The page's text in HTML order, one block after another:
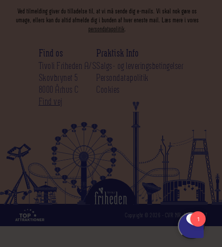
Find os
Tivoli Friheden A/S
Skovbrynet 5
8000 Århus C
Find vej
Praktisk Info
Salgs- og leveringsbetingelser
Persondatapolitik
Cookies
Ved tilmelding giver du tilladelse til, at vi må sende dig e-mails. Vi skal nok gøre os
umage, ellers kan du altid afmelde dig i bunden af hver eneste mail. Læs mere i vores
persondatapolitik.
Copyright © 2026 – CVR NR. 12 50 39 97